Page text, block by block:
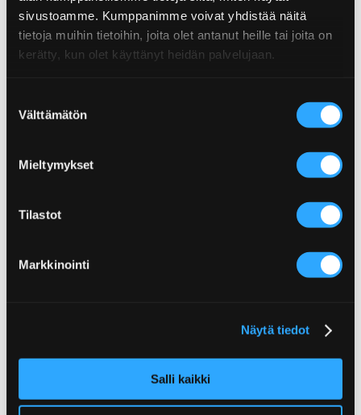
sivustoamme. Kumppanimme voivat yhdistää näitä
tietoja muihin tietoihin, joita olet antanut heille tai joita on
kerätty, kun olet käyttänyt heidän palvelujaan.
valinta
Välttämätön
Mieltymykset
Tilastot
Markkinointi
Näytä tiedot
Salli kaikki
ONE FOR ALL RUB